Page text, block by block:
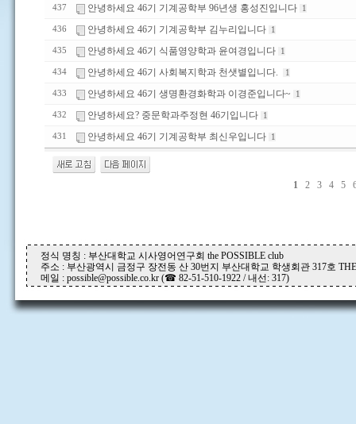
437 안녕하세요 46기 기계공학부 96년생 홍성진입니다 1
436 안녕하세요 46기 기계공학부 김누리입니다 1
435 안녕하세요 46기 식품영양학과 윤여경입니다 1
434 안녕하세요 46기 사회복지학과 천샛별입니다. 1
433 안녕하세요 46기 생명환경화학과 이경준입니다~ 1
432 안녕하세요? 중문학과주정현 46기입니다 1
431 안녕하세요 46기 기계공학부 최신우입니다 1
1 2 3 4 5
정식 명칭 : 부산대학교 시사영어연구회 the POSSIBLE club
주소 : 부산광역시 금정구 장전동 산 30번지 부산대학교 학생회관 317호
메일 : possible@possible.co.kr (☎ 82-51-510-1922 / 내선: 317)